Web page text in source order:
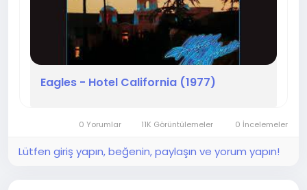
Eagles - Hotel California (1977)
0 Yorumlar 11K Görüntülemeler 0 İncelemeler
Lütfen giriş yapın, beğenin, paylaşın ve yorum yapın!